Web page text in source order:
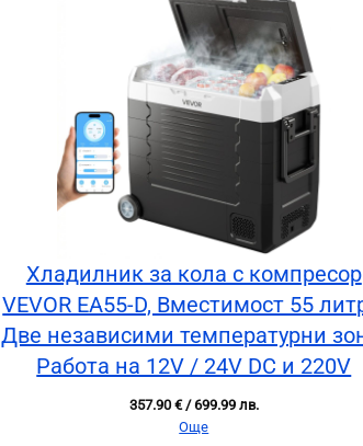
Хладилник за кола с компресор
VEVOR EA55-D, Вместимост 55
Две независими температурни
Работа на 12V / 24V DC и 220V
357.90 €/ 699.99 лв.
Още